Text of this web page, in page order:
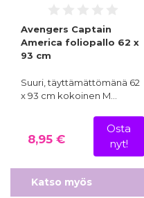
Avengers Captain
America foliopallo 62 x
93 cm
Suuri, täyttämättömänä 62
x 93 cm kokoinen M…
8,95 €
Osta
nyt!
Katso myös